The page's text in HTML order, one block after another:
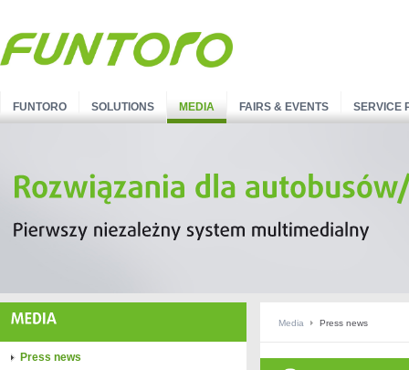
FUNTORO SOLUTIONS MEDIA FAIRS & EVENTS SERVICE
Press news
Media Press news